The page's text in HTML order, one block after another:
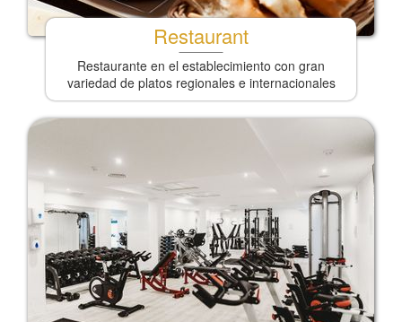
Restaurant
Restaurante en el establecimiento con gran
variedad de platos regionales e internacionales